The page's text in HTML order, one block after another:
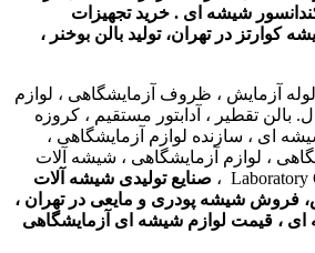
کندانسور شیشه ای . خرید تجهیزات
کوارتز در تهران، تولید بالن بوخنر ،
آزمایش ، ظروف آزمایشگاهی ، لوازم
بالن تقطیر ، آدابتور مستقیم ، کروزه
ای ، سازنده لوازم آزمایشگاهی ،
، لوازم آزمایشگاهی ، شیشه آلات
صنایع تولیدی شیشه آلات
فروش شیشه پودری و مایعی در تهران ،
، قیمت لوازم شیشه ای آزمایشگاهی